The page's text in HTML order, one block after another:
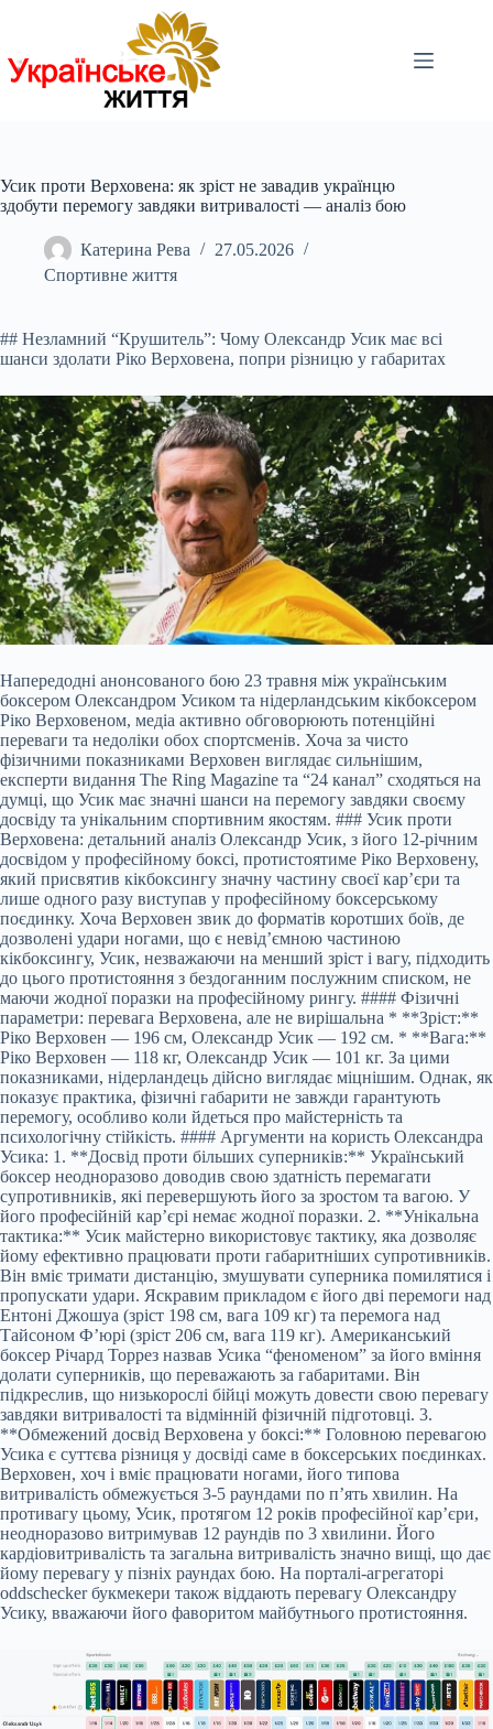
Усик проти Верховена: як зріст не завадив українцю
здобути перемогу завдяки витривалості — аналіз бою
Катерина Рева
27.05.2026
Спортивне життя
## Незламний “Крушитель”: Чому Олександр Усик має всі
шанси здолати Ріко Верховена, попри різницю у габаритах
Напередодні анонсованого бою 23 травня між українським
боксером Олександром Усиком та нідерландським кікбоксером
Ріко Верховеном, медіа активно обговорюють потенційні
переваги та недоліки обох спортсменів. Хоча за чисто
фізичними показниками Верховен виглядає сильнішим,
експерти видання The Ring Magazine та “24 канал” сходяться на
думці, що Усик має значні шанси на перемогу завдяки своєму
досвіду та унікальним спортивним якостям. ### Усик проти
Верховена: детальний аналіз Олександр Усик, з його 12-річним
досвідом у професійному боксі, протистоятиме Ріко Верховену,
який присвятив кікбоксингу значну частину своєї кар’єри та
лише одного разу виступав у професійному боксерському
поєдинку. Хоча Верховен звик до форматів коротших боїв, де
дозволені удари ногами, що є невід’ємною частиною
кікбоксингу, Усик, незважаючи на менший зріст і вагу, підходить
до цього протистояння з бездоганним послужним списком, не
маючи жодної поразки на професійному рингу. #### Фізичні
параметри: перевага Верховена, але не вирішальна * **Зріст:**
Ріко Верховен — 196 см, Олександр Усик — 192 см. * **Вага:**
Ріко Верховен — 118 кг, Олександр Усик — 101 кг. За цими
показниками, нідерландець дійсно виглядає міцнішим. Однак, як
показує практика, фізичні габарити не завжди гарантують
перемогу, особливо коли йдеться про майстерність та
психологічну стійкість. #### Аргументи на користь Олександра
Усика: 1. **Досвід проти більших суперників:** Український
боксер неодноразово доводив свою здатність перемагати
супротивників, які перевершують його за зростом та вагою. У
його професійній кар’єрі немає жодної поразки. 2. **Унікальна
тактика:** Усик майстерно використовує тактику, яка дозволяє
йому ефективно працювати проти габаритніших супротивників.
Він вміє тримати дистанцію, змушувати суперника помилятися і
пропускати удари. Яскравим прикладом є його дві перемоги над
Ентоні Джошуа (зріст 198 см, вага 109 кг) та перемога над
Тайсоном Ф’юрі (зріст 206 см, вага 119 кг). Американський
боксер Річард Торрез назвав Усика “феноменом” за його вміння
долати суперників, що переважають за габаритами. Він
підкреслив, що низькорослі бійці можуть довести свою перевагу
завдяки витривалості та відмінній фізичній підготовці. 3.
**Обмежений досвід Верховена у боксі:** Головною перевагою
Усика є суттєва різниця у досвіді саме в боксерських поєдинках.
Верховен, хоч і вміє працювати ногами, його типова
витривалість обмежується 3-5 раундами по п’ять хвилин. На
противагу цьому, Усик, протягом 12 років професійної кар’єри,
неодноразово витримував 12 раундів по 3 хвилини. Його
кардіовитривалість та загальна витривалість значно вищі, що дає
йому перевагу у пізніх раундах бою. На порталі-агрегаторі
oddschecker букмекери також віддають перевагу Олександру
Усику, вважаючи його фаворитом майбутнього протистояння.